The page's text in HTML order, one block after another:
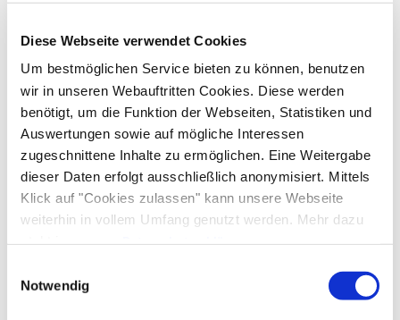
Diese Webseite verwendet Cookies
Um bestmöglichen Service bieten zu können, benutzen
wir in unseren Webauftritten Cookies. Diese werden
benötigt, um die Funktion der Webseiten, Statistiken und
Auswertungen sowie auf mögliche Interessen
zugeschnittene Inhalte zu ermöglichen. Eine Weitergabe
dieser Daten erfolgt ausschließlich anonymisiert. Mittels
Klick auf "Cookies zulassen" kann unsere Webseite
weiterhin in vollem Umfang genutzt werden. Mehr dazu
steht in unserer Datenschutzerklärung.
gelistet.
Notwendig
kostenloses W-LAN (in der gesamten Unterkunft)
Gemeinschaftsbereiche
Garten Grillmöglichkeit
Sonnenschirme
Sonnenstühle/-liegen
Terrasse
Skifahren
Skischule
Sprachen
Deutsch Englisch
Lage
Verpflegung